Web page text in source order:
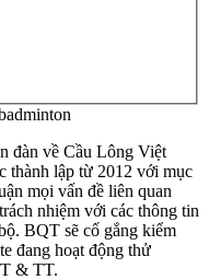
đàn về Cầu Lông Việt
thành lập từ 2012 với mục
mọi vấn đề liên quan
nhiệm với các thông tin
BQT sẽ cố gắng kiểm
đang hoạt động thử
& TT.